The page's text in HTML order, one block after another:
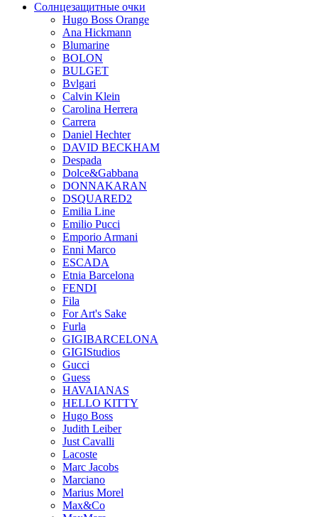
Солнцезащитные очки
Hugo Boss Orange
Ana Hickmann
Blumarine
BOLON
BULGET
Bvlgari
Calvin Klein
Carolina Herrera
Carrera
Daniel Hechter
DAVID BECKHAM
Despada
Dolce&Gabbana
DONNAKARAN
DSQUARED2
Emilia Line
Emilio Pucci
Emporio Armani
Enni Marco
ESCADA
Etnia Barcelona
FENDI
Fila
For Art's Sake
Furla
GIGIBARCELONA
GIGIStudios
Gucci
Guess
HAVAIANAS
HELLO KITTY
Hugo Boss
Judith Leiber
Just Cavalli
Lacoste
Marc Jacobs
Marciano
Marius Morel
Max&Co